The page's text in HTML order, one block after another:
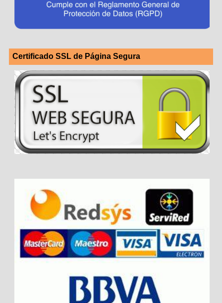
Certificado SSL de Página Segura